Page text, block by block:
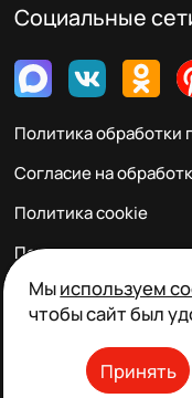
Социальные
Политика обработки
Согласие на
Политика cookie
Пользовательское
Правила заказа,
Реквизиты и контакты
Мыиспользуем
чтобы сайт был
Принять